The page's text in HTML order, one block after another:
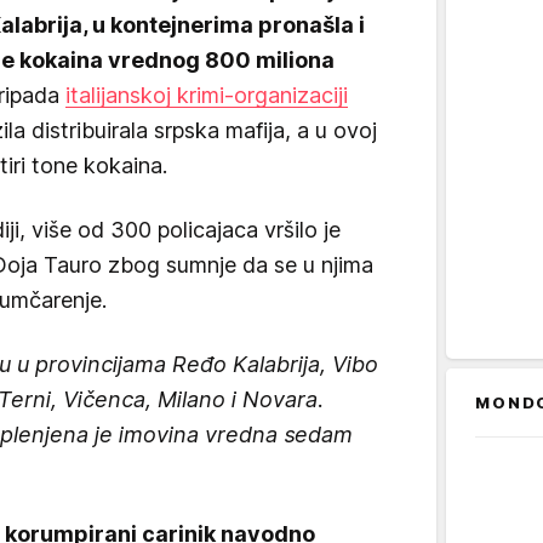
u kontejnerima pronašla i
kokaina vrednog 800 miliona
italijanskoj krimi-organizaciji
distribuirala srpska mafija, a u ovoj
tone kokaina.
više od 300 policajaca vršilo je
Tauro zbog sumnje da se u njima
u provincijama Ređo Kalabrija, Vibo
Vičenca, Milano i Novara.
je imovina vredna sedam
carinik navodno